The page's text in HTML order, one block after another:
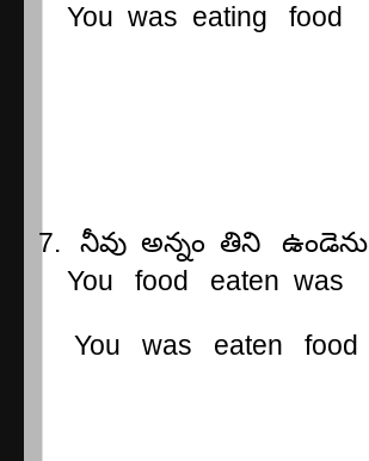
You was eating food
7. నీవు అన్నం తిని
ఉండెను
You
food eaten was
You was eaten food